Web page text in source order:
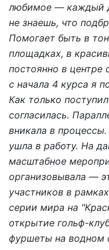
любимое — каждый
не знаешь, что
Помогает быть в
площадках, в
постоянно в
с начала 4 курса я
Как только
согласилась.
вникала в
ушла в работу. На
масштабное
организовывала —
участников в
серии мира на
открытие гольф-
фуршеты на водном